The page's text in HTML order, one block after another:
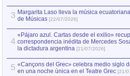
3 Margarita Laso lleva la música
de Músicas [22/07/2026]
4
«Pájaro azul. Cartas desde el exilio»
correspondencia inédita de Mercedes
la dictadura argentina [21/07/2026]
5 «Cançons del Grec» celebra medio siglo
en una noche única en el Teatre Grec [21/